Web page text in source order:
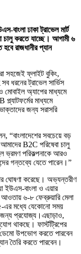
বাংলা ঢাকা ট্রাভেল মার্ট
করতে যাচ্ছে। আগামী ৬
রাজধানীর প্যান
সহজেই ফ্লাইট বুকিং,
ধরনের ট্রাভেল সার্ভিস
মোবাইল অ্যাপের মাধ্যমে
মাধ্যমে
জন্য সরাসরি
“বাংলাদেশের সবচেয়ে বড়
B2C পরিষেবা চালু
ভ্রমণ পরিকল্পনাকে আরও
গন্তব্যে যেতে পারেন।”
ঘোষণা করেছে। অভ্যন্তরীণ
ইউএস-বাংলা ও এয়ার
৬-৮ ফেব্রুয়ারি মেলা
এর মধ্যে যেকোনো সময়
জন্য প্রযোজ্য।এছাড়াও,
থাকছে। ফার্স্টট্রিপের
ডেমো উপভোগ করতে পারবেন
তৈরি করতে পারবেন।